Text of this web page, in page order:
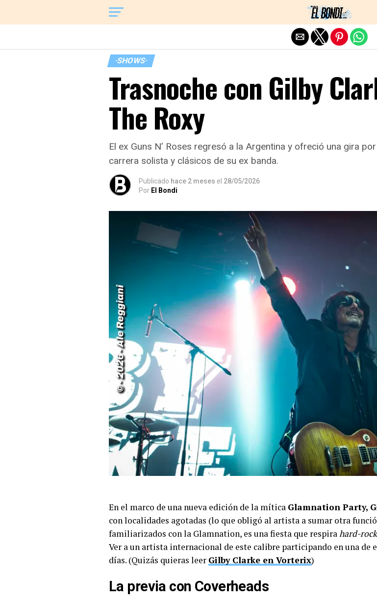
·SHOWS·
Trasnoche con Gilby
The Roxy
El ex Guns N’ Roses regresó a la Argentina y ofreció una gira
carrera solista y clásicos de su ex banda.
Publicado hace 2 meses el 28/05/2026
Por El Bondi
En el marco de una nueva edición de la mítica Glamnation Party,
con localidades agotadas (lo que obligó al artista a sumar otra
familiarizados con la Glamnation, es una fiesta que respirahard-rock
Ver a un artista internacional de este calibre participando en una de
días. (Quizás quieras leer Gilby Clarke en Vorterix)
La previa con Coverheads
Exit mobile version